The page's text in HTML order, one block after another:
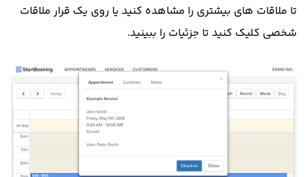
تا ملاقات های بیشتری را مشاهده کنید یا روی یک قرار ملاقات
شخصی کلیک کنید تا جزئیات را ببینید.